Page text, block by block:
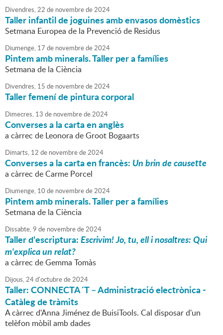
Divendres,22 de novembrede2024
Taller infantil de joguines amb envasos domèstics
Setmana Europea de la Prevenció de Residus
Diumenge, 17 de novembrede2024
Pintem amb minerals. Taller per a famílies
Setmana de la Ciència
Divendres, 15 de novembrede2024
Taller femení de pintura corporal
Dimecres, 13 de novembrede2024
Converses a la carta en anglès
a càrrec de Leonora de Groot Bogaarts
Dimarts, 12 de novembrede2024
Converses a la carta en francès: Un brin de causette
a càrrec de Carme Porcel
Diumenge, 10 de novembrede2024
Pintem amb minerals. Taller per a famílies
Setmana de la Ciència
Dissabte,9 de novembrede2024
Taller d'escriptura:Escrivim! Jo, tu, ell i nosaltres: Qui
m'explica un relat?
a càrrec de Gemma Tomàs
Dijous,24d'octubrede2024
Taller: CONNECTA´T – Administració electrònica -
Catàleg de tràmits
A càrrec d'Anna Jiménez de BuisiTools. Cal disposar d'un
telèfon mòbil amb dades